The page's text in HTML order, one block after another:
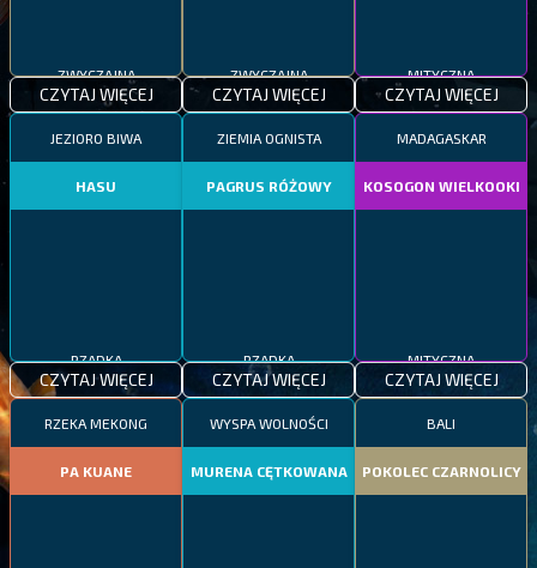
ZWYCZAJNA
CZYTAJ WIĘCEJ
ZWYCZAJNA
CZYTAJ WIĘCEJ
MITYCZNA
CZYTAJ WIĘCEJ
JEZIORO BIWA
HASU
RZADKA
CZYTAJ WIĘCEJ
ZIEMIA OGNISTA
PAGRUS RÓŻOWY
RZADKA
CZYTAJ WIĘCEJ
MADAGASKAR
KOSOGON WIELKOOKI
MITYCZNA
CZYTAJ WIĘCEJ
RZEKA MEKONG
PA KUANE
WYSPA WOLNOŚCI
MURENA CĘTKOWANA
BALI
POKOLEC CZARNOLICY